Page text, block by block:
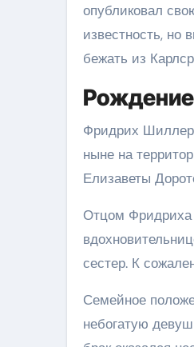
опубликовал
известность,
бежать из
Фридрих Шиллер
ныне на
Елизаветы
Отцом Фридриха
сестер. К
Семейное
небогатую